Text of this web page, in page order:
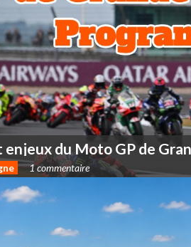
enjeux du Moto GP de
1 commentaire